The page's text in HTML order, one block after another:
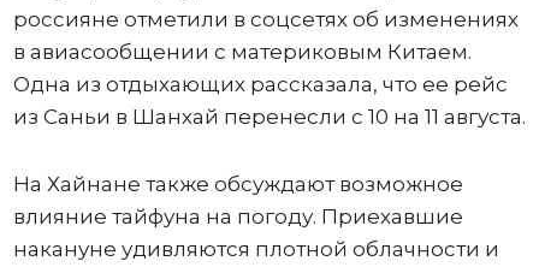
россияне отметили в соцсетях об изменениях
в авиасообщении с материковым Китаем.
Одна из отдыхающих рассказала, что ее рейс
из Саньи в Шанхай перенесли с 10 на 11 августа.
На Хайнане также обсуждают возможное
влияние тайфуна на погоду. Приехавшие
накануне удивляются плотной облачности и